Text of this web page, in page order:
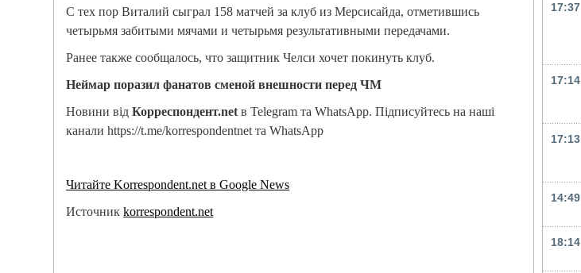
С тех пор Виталий сыграл 158 матчей за клуб из Мерсисайда, отметившись
четырьмя забитыми мячами и четырьмя результативными передачами.
Ранее также сообщалось, что защитник Челси хочет покинуть клуб.
Неймар поразил фанатов сменой внешности перед ЧМ
Новини від Корреспондент.netв Telegram та WhatsApp. Підписуйтесь на наші
канали https://t.me/korrespondentnet та WhatsApp
Читайте Korrespondent.net в Google News
Источникkorrespondent.net
17:37
17:14
17:13
14:49
18:14